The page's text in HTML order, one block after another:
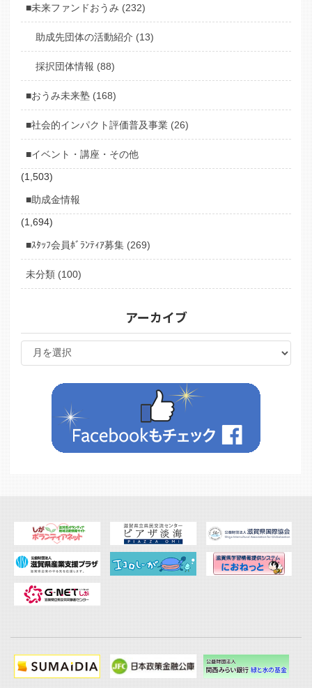
■未来ファンドおうみ (232)
助成先団体の活動紹介 (13)
採択団体情報 (88)
■おうみ未来塾 (168)
■社会的インパクト評価普及事業 (26)
■イベント・講座・その他
(1,503)
■助成金情報
(1,694)
■ｽﾀｯﾌ会員ﾎﾞﾗﾝﾃｨｱ募集 (269)
未分類 (100)
アーカイブ